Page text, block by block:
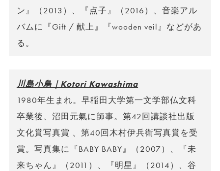
ン』（2013）、『点子』（2016）、音楽アル
バムに『Gift / 献上』『wooden veil』などがあ
る。
川島小鳥｜Kotori Kawashima
1980年生まれ。早稲田大学第一文学部仏文科
卒業後、沼田元氣に師事。第42回講談社出版
文化賞写真賞 、第40回木村伊兵衛写真賞を受
賞。写真集に『BABY BABY』（2007）、『未
来ちゃん』（2011）、『明星』（2014）、谷